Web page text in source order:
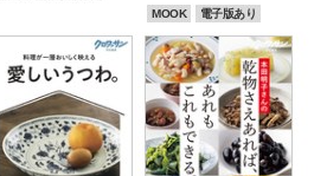
MOOK 電子版あり